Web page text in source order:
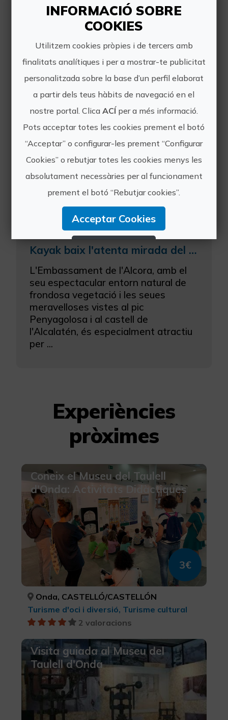
Espeleologia aquàtica en el cor d'Espadà
En ple cor del Parc Natural de la Serra
d'Espadà, un paradís natural d'una
immensa diversitat paisatgística,
cultural i històrica, hi ha un
enclavament l'exploració del qual és
una autèntica delícia p...
Kayak baix l'atenta mirada del Penyagolosa
L'Embassament de l'Alcora, amb el
seu espectacular entorn natural de
frondosa vegetació i les seues
meravelloses vistes al pic
Penyagolosa i al castell de
l'Alcalatén, és especialment atractiu
per ...
Experiències
pròximes
Coneix el Museu del Taulell
d'Onda: Activitats Didàctiques
3€
Onda, CASTELLÓ/CASTELLÓN
Turisme d'oci i diversió, Turisme cultural
2 valoracions
Visita guiada al Museu del
Taulell d'Onda
INFORMACIÓ SOBRE
COOKIES
Utilitzem cookies pròpies i de tercers amb
finalitats analítiques i per a mostrar-te publicitat
personalitzada sobre la base d’un perfil elaborat
a partir dels teus hàbits de navegació en el
nostre portal. ClicaACÍper a més informació.
Pots acceptar totes les cookies prement el botó
“Acceptar” o configurar-les prement “Configurar
Cookies” o rebutjar totes les cookies menys les
absolutament necessàries per al funcionament
prement el botó “Rebutjar cookies”.
Acceptar Cookies
Rebutjar Cookies
Configurar Cookies
Més informació